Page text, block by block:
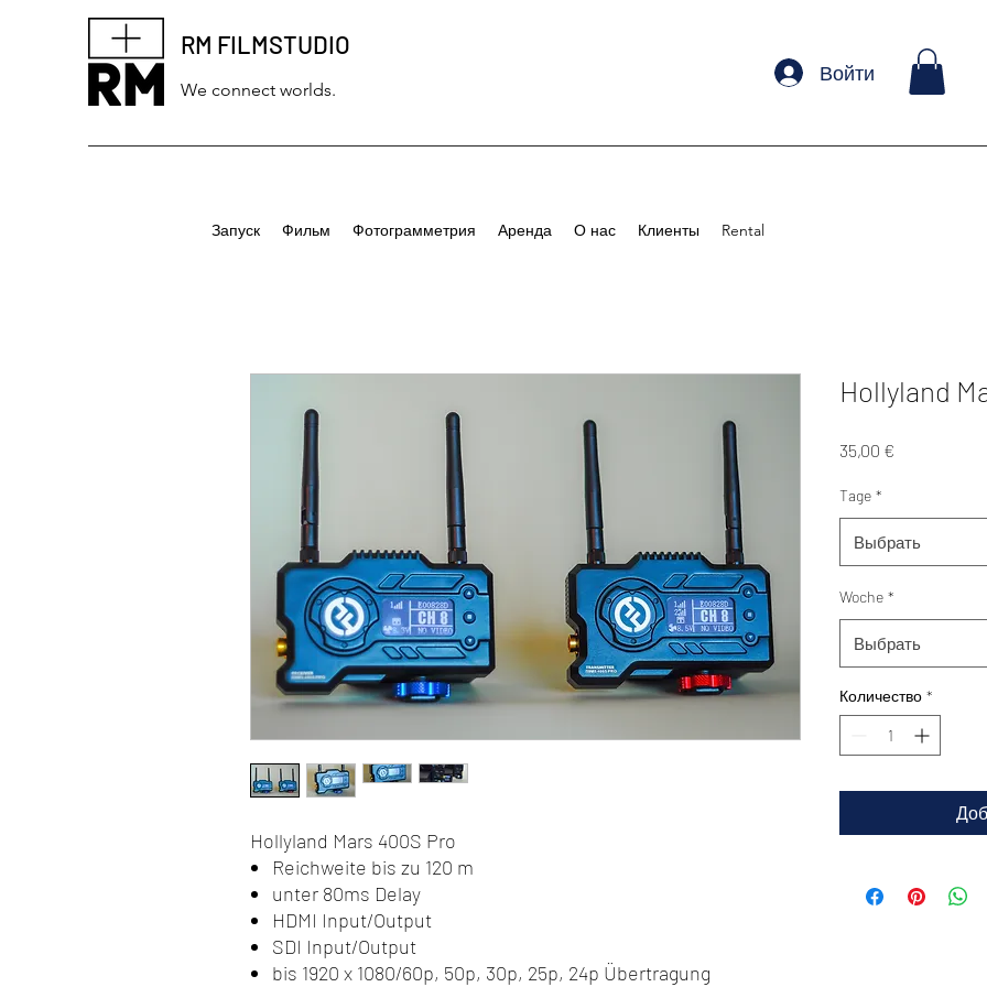
RM FILMSTUDIO
We connect worlds.
Войти
Hollyland Mars 400S Pro
Reichweite bis zu 120 m
unter 80ms Delay
HDMI Input/Output
SDI Input/Output
bis 1920 x 1080/60p, 50p, 30p, 25p, 24p Übertragung
Hollyland
35,00 €
Tage *
Выбрать
Woche *
Выбрать
Количество *
Запуск Фильм Фотограмметрия Аренда О нас Клиенты Rental